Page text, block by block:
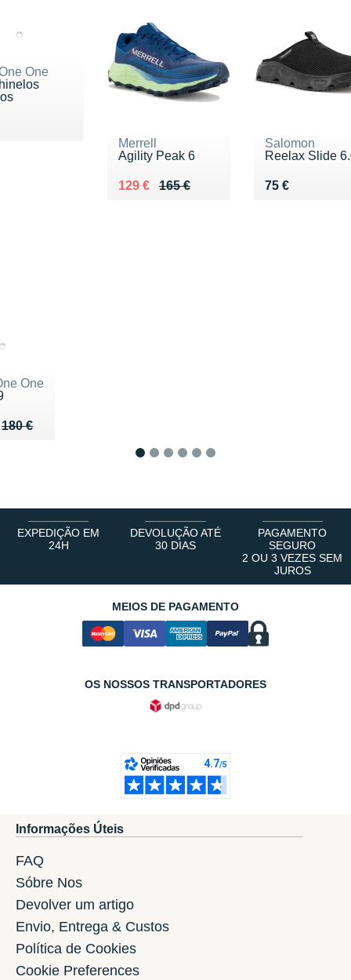
One
Merrell
Agility Peak 6
165 €
Au lieu de 165 €
129 €
Vendu 129 €
Salomon
Reelax Slide
75 €
Vendu 75 €
One
180 €180 €
€
EXPEDIÇÃO EM
24H
DEVOLUÇÃO ATÉ
30 DIAS
PAGAMENTO
SEGURO
2 OU 3 VEZES SEM
JUROS
MEIOS DE PAGAMENTO
OS NOSSOS TRANSPORTADORES
Informações Úteis
FAQ
Sóbre Nos
Devolver um artigo
Envio, Entrega & Custos
Política de Cookies
Cookie Preferences